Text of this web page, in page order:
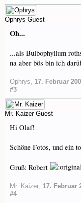
Ophrys Guest
Oh...
...als Bulbophyllum
na aber bös bin ich
Ophrys, 17. Februar
#3
Mr. Kaizer Guest
Hi Olaf!
Schöne Fotos, und ein
Gruß: Robert
Mr. Kaizer, 17. Februar
#4